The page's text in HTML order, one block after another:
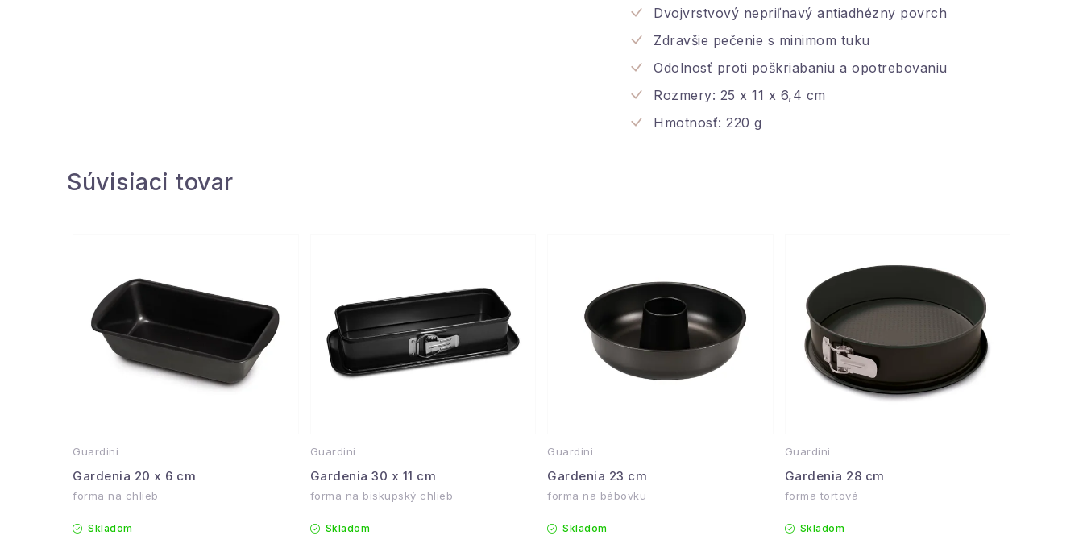
Dvojvrstvový nepriľnavý antiadhézny povrch
Zdravšie pečenie s minimom tuku
Odolnosť proti poškriabaniu a opotrebovaniu
Rozmery: 25 x 11 x 6,4 cm
Hmotnosť: 220 g
Súvisiaci tovar
Guardini
Gardenia 20 x 6 cm
forma na chlieb
Skladom
Guardini
Gardenia 30 x 11 cm
forma na biskupský chlieb
Skladom
Guardini
Gardenia 23 cm
forma na bábovku
Skladom
Guardini
Gardenia 28 cm
forma tortová
Skladom